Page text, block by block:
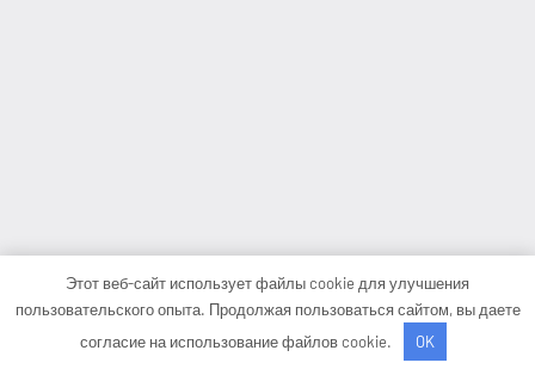
Этот веб-сайт использует файлы cookie для улучшения
пользовательского опыта. Продолжая пользоваться сайтом, вы даете
согласие на использование файлов cookie.
OK